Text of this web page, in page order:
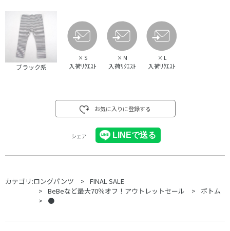
ブラック系
× S
入荷ﾘｸｴｽﾄ
× M
入荷ﾘｸｴｽﾄ
× L
入荷ﾘｸｴｽﾄ
お気に入りに登録する
シェア
カテゴリ:ロングパンツ
FINAL SALE
BeBeなど最大70％オフ！アウトレットセール
ボトム
●